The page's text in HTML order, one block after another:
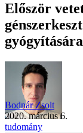
Először
gyógyítására
Bodnár Zsolt
2020. március 6.
tudomány